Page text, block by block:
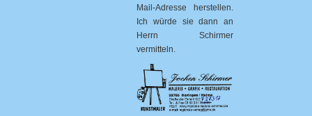
Mail-Adresse herstellen.
Ich würde sie dann an
Herrn Schirmer
vermitteln.